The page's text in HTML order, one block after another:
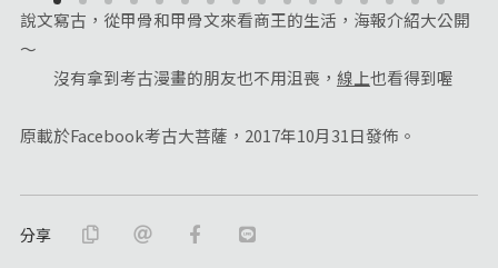
說文寫古，從甲骨和甲骨文來看商王的生活，海報介紹大公開
～
沒有拿到考古漫畫的朋友也不用沮喪， 線上也看得到喔
原載於Facebook考古大菩薩，2017年10月31日發佈。
分享